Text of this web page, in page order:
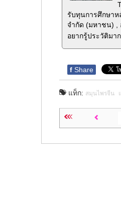
รับทุนการศึกษาห
จำกัด (มหาชน) ,
อยากรู้ประวัติมา
f Share
แท็ก: สมุนไพรจีน